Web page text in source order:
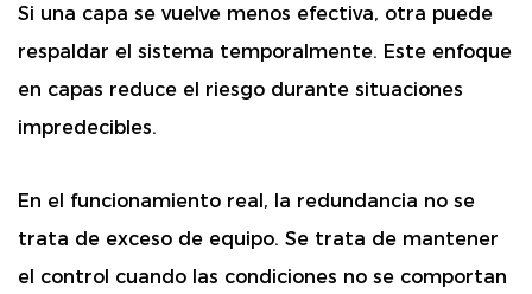
Si una capa se vuelve menos efectiva, otra puede
respaldar el sistema temporalmente. Este enfoque
en capas reduce el riesgo durante situaciones
impredecibles.
En el funcionamiento real, la redundancia no se
trata de exceso de equipo. Se trata de mantener
el control cuando las condiciones no se comportan